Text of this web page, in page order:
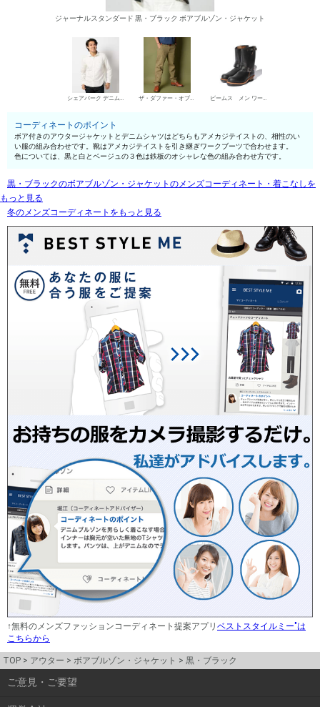
ジャーナルスタンダード 黒・ブラック ボアブルゾン・ジャケット
シェアパーク デニムシャツ ザ・ダファー・オブ・セントジョージ チノパン・綿パン ビームス メン ワークブーツ
コーディネートのポイント
ボア付きのアウタージャケットとデニムシャツはどちらもアメカジテイストの、相性のい
い服の組み合わせです。靴はアメカジテイストを引き継ぎワークブーツで合わせます。
色については、黒と白とベージュの３色は鉄板のオシャレな色の組み合わせ方です。
黒・ブラックのボアブルゾン・ジャケットのメンズコーディネート・着こなしを
もっと見る
冬のメンズコーディネートをもっと見る
↑無料のメンズファッションコーディネート提案アプリ ベストスタイルミー"は
こちらから
TOP アウター ボアブルゾン・ジャケット 黒・ブラック
ご意見・ご要望